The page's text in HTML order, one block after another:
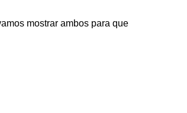
mostrar ambos para que